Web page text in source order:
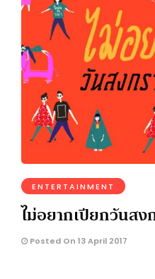
ENTERTAINMENT
ไม่อยากเปียกวันสง
Posted On 13 April 2017